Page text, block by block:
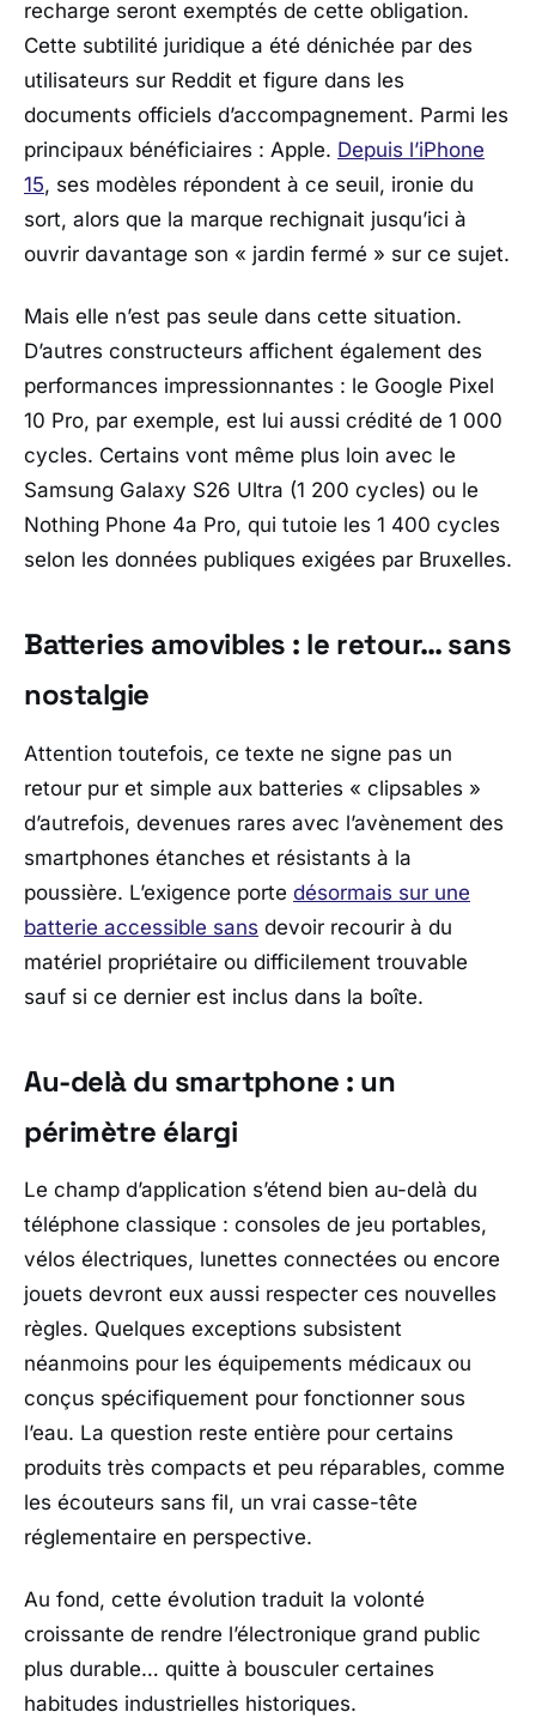
recharge seront exemptés de cette obligation.
Cette subtilité juridique a été dénichée par des
utilisateurs sur Reddit et figure dans les
documents officiels d’accompagnement. Parmi les
principaux bénéficiaires : Apple. Depuis l’iPhone
15, ses modèles répondent à ce seuil, ironie du
sort, alors que la marque rechignait jusqu’ici à
ouvrir davantage son « jardin fermé » sur ce sujet.
Mais elle n’est pas seule dans cette situation.
D’autres constructeurs affichent également des
performances impressionnantes : le Google Pixel
10 Pro, par exemple, est lui aussi crédité de 1 000
cycles. Certains vont même plus loin avec le
Samsung Galaxy S26 Ultra (1 200 cycles) ou le
Nothing Phone 4a Pro, qui tutoie les 1 400 cycles
selon les données publiques exigées par Bruxelles.
Batteries amovibles : le retour… sans
nostalgie
Attention toutefois, ce texte ne signe pas un
retour pur et simple aux batteries « clipsables »
d’autrefois, devenues rares avec l’avènement des
smartphones étanches et résistants à la
poussière. L’exigence porte désormais sur une
batterie accessible sans devoir recourir à du
matériel propriétaire ou difficilement trouvable
sauf si ce dernier est inclus dans la boîte.
Au-delà du smartphone : un
périmètre élargi
Le champ d’application s’étend bien au-delà du
téléphone classique : consoles de jeu portables,
vélos électriques, lunettes connectées ou encore
jouets devront eux aussi respecter ces nouvelles
règles. Quelques exceptions subsistent
néanmoins pour les équipements médicaux ou
conçus spécifiquement pour fonctionner sous
l’eau. La question reste entière pour certains
produits très compacts et peu réparables, comme
les écouteurs sans fil, un vrai casse-tête
réglementaire en perspective.
Au fond, cette évolution traduit la volonté
croissante de rendre l’électronique grand public
plus durable… quitte à bousculer certaines
habitudes industrielles historiques.